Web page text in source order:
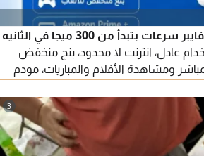
خصم 40% من موبايلي فايبر سرعات بتبدأ من 300 ميجا في الثانيه
عادل، انترنت لا محدود، بنج منخفض
ومشاهدة الأفلام والمباريات، مودم
3 أشهر 172.5 ريال فقط (شامل الضريبة) بعد العرض 287 ريال
والتأسيس مجاني
3